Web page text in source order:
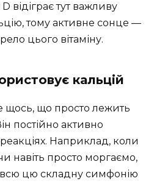
відіграє тут важливу
тому активне сонце —
цього вітаміну.
кальцій
щось, що просто лежить
постійно активно
реакціях. Наприклад, коли
навіть просто моргаємо,
всю цю складну симфонію